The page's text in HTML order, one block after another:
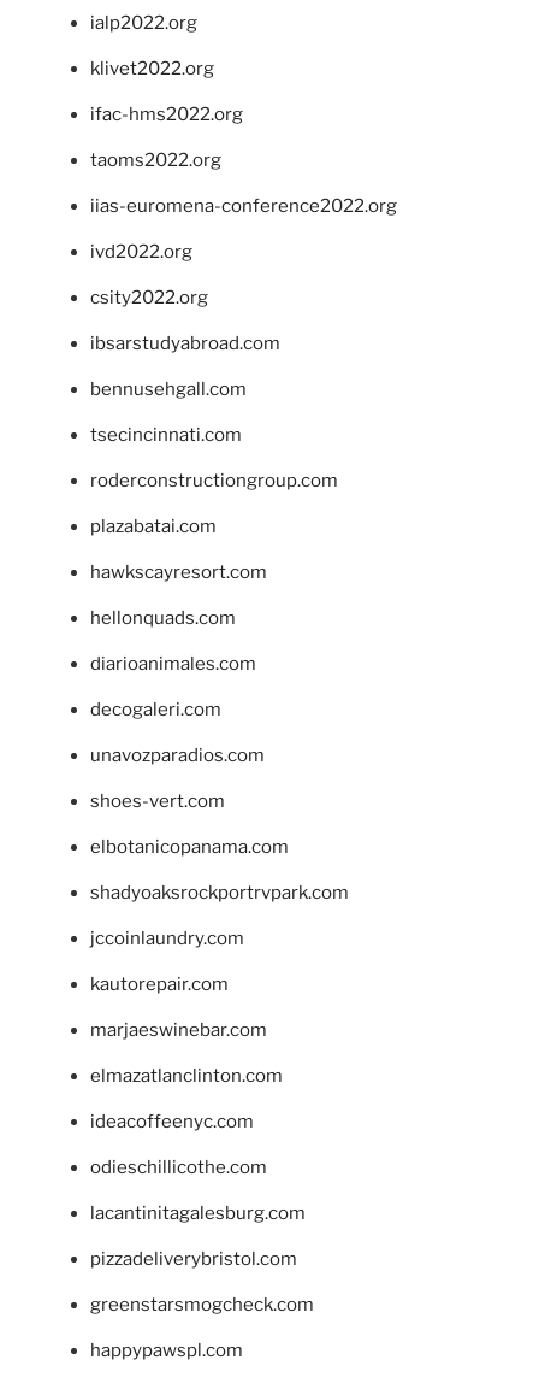
ialp2022.org
klivet2022.org
ifac-hms2022.org
taoms2022.org
iias-euromena-conference2022.org
ivd2022.org
csity2022.org
ibsarstudyabroad.com
bennusehgall.com
tsecincinnati.com
roderconstructiongroup.com
plazabatai.com
hawkscayresort.com
hellonquads.com
diarioanimales.com
decogaleri.com
unavozparadios.com
shoes-vert.com
elbotanicopanama.com
shadyoaksrockportrvpark.com
jccoinlaundry.com
kautorepair.com
marjaeswinebar.com
elmazatlanclinton.com
ideacoffeenyc.com
odieschillicothe.com
lacantinitagalesburg.com
pizzadeliverybristol.com
greenstarsmogcheck.com
happypawspl.com